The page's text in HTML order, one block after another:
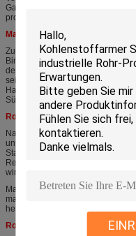
Gastransport und die Rohre des
produzieren.
Marktverteilung:
Zu Beginn sind wir, verkaufend
Binnenmarkt, während der
der Verbesserung der
seit 2006, und jetzt ist die
Hauptmarkt wie Asien,
Südostasien und Afrika gewesen.
Rohrmühlproduktionsverfahren:
Nach Ansicht des
unterschiedlichen Prozess, aber
Standardproduktionsverfahren
Referenz, annehmen, dass Ihre
wir Ihren speziellen Entwurf
Machine→ Uncoiler→
machine→ HF-welding→
heraus laufen zu lassen
Rohrmühlspezifikation